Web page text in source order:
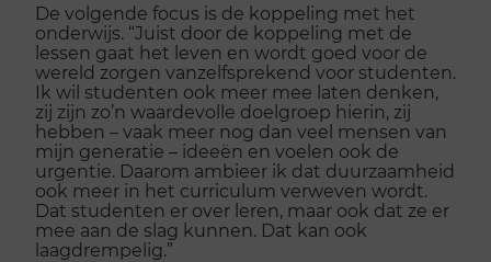
De volgende focus is de koppeling met het
onderwijs. “Juist door de koppeling met de
lessen gaat het leven en wordt goed voor de
wereld zorgen vanzelfsprekend voor studenten.
Ik wil studenten ook meer mee laten denken,
zij zijn zo’n waardevolle doelgroep hierin, zij
hebben – vaak meer nog dan veel mensen van
mijn generatie – ideeën en voelen ook de
urgentie. Daarom ambieer ik dat duurzaamheid
ook meer in het curriculum verweven wordt.
Dat studenten er over leren, maar ook dat ze er
mee aan de slag kunnen. Dat kan ook
laagdrempelig.”